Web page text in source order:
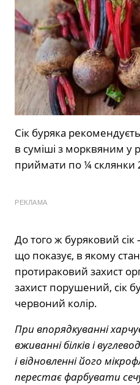
Сік буряка
в суміші з морквяним у
приймати по ¼ склянки
РЕКЛАМА
До того ж буряковий
що показує, в якому
протираковий захист
захист порушений, сік
червоний колір.
При впорядкуванні
вживанні білків і
і відновленні його
перестає фарбувати